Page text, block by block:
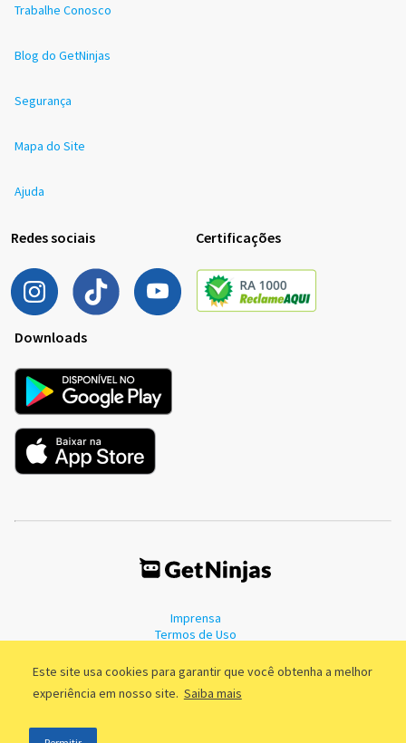
Este site usa cookies para garantir que você obtenha a melhor
experiência em nosso site. Saiba mais
Trabalhe Conosco
Blog do GetNinjas
Segurança
Mapa do Site
Ajuda
Redes sociais Certificações
Downloads
Imprensa
Termos de Uso
©2011 - 2026, GetNinjas LTDA. CNPJ 55.744.877/0001-89 - Rua Dr.